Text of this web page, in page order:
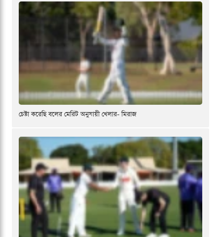
চেষ্টা করেছি বলের মেরিট অনুযায়ী খেলার- মিরাজ